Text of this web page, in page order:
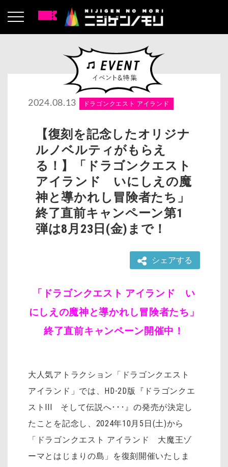
2024.08.13 ドラゴンクエスト アイランド
【復刻を記念したオリジナ
ルノベルティがもらえ
る！】「ドラゴンクエスト
アイランド いにしえの魔
神と導かれし冒険者たち」
終了直前キャンペーン第1
弾は8月23日(金)まで！
シェアする
「ドラゴンクエスト アイランド い
にしえの魔神と導かれし冒険者たち」
終了直前キャンペーン開催中！
大人気アトラクション「ドラゴンクエスト
アイランド」では、
HD-2D版『ドラゴンクエ
ストIII そして伝説へ･･･』の発売が決定し
たことを記念し、2024年10月5日(土)から
「ドラゴンクエスト アイランド 大魔王ゾ
ーマとはじまりの島」を復刻開催いたしま